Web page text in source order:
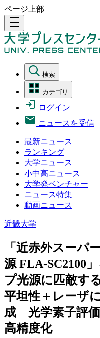
ページ上部
density_medium
検索
カテゴリ
ログイン
ニュースを受信
最新ニュース
ランキング
大学ニュース
小中高ニュース
大学発ベンチャー
ニュース特集
動画ニュース
近畿大学
「近赤外スーパ
源 FLA-SC2100
プ光源に匹敵す
平坦性＋レーザ
成 光学素子評
高精度化